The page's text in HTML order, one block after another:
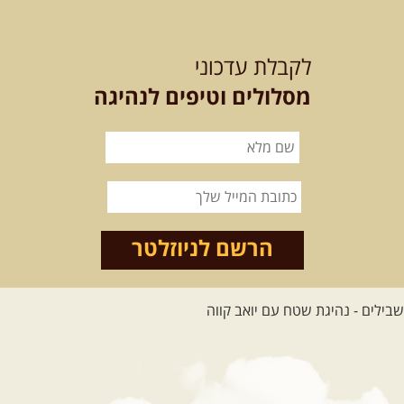
למגוון רכבי שטח
בחרנו לילה מיוחד לטיול מיוחד!
השמיים יהיו נקיים, הכוכבים ...
שישי- מעיינות
ואתגרים בצפון הרמה
מסלול חדש בצפון רמת הגולן בהובלת
מדריך תושב האזור. המסלול ...
לקבלת עדכוני
מסלולים וטיפים לנהיגה
הרשם לניוזלטר